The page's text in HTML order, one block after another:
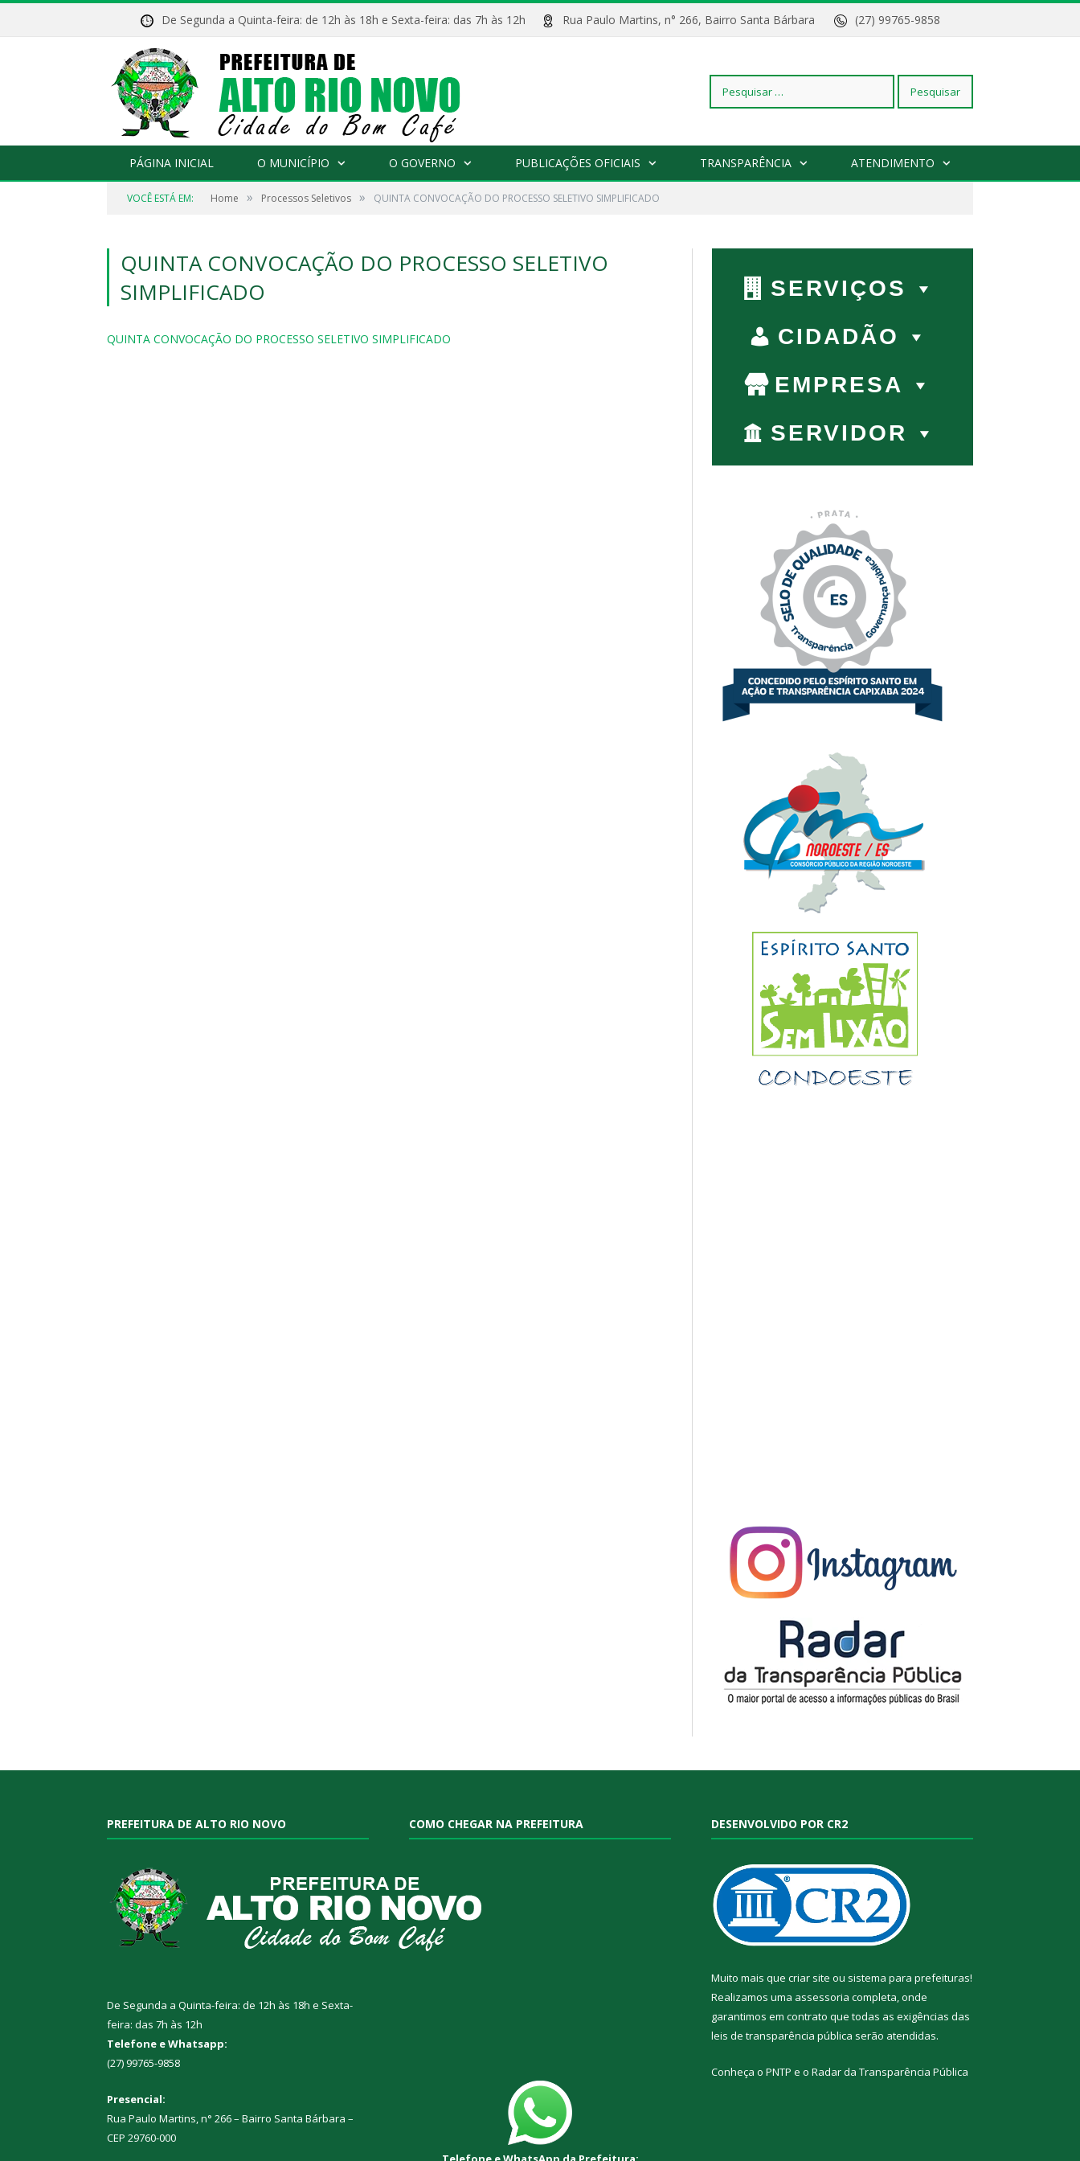
De Segunda a Quinta-feira: de 12h às 18h e Sexta-feira: das 7h às 12h Rua Paulo Martins, n° 266, Bairro Santa Bárbara (27) 99765-9858
Pesquisar
PÁGINA INICIAL O MUNICÍPIO O GOVERNO PUBLICAÇÕES OFICIAIS TRANSPARÊNCIA ATENDIMENTO
VOCÊ ESTÁ EM: Home » Processos Seletivos » QUINTA CONVOCAÇÃO DO PROCESSO SELETIVO SIMPLIFICADO
QUINTA CONVOCAÇÃO DO PROCESSO SELETIVO
SIMPLIFICADO
QUINTA CONVOCAÇÃO DO PROCESSO SELETIVO SIMPLIFICADO
SERVIÇOS
CIDADÃO
EMPRESA
SERVIDOR
PREFEITURA DE ALTO RIO NOVO
De Segunda a Quinta-feira: de 12h às 18h e Sexta-
feira: das 7h às 12h
Telefone e Whatsapp:
(27) 99765-9858
Presencial:
Rua Paulo Martins, n° 266 – Bairro Santa Bárbara –
CEP 29760-000
COMO CHEGAR NA PREFEITURA DESENVOLVIDO POR CR2
Muito mais que criar site ou sistema para prefeituras!
Realizamos uma assessoria completa, onde
garantimos em contrato que todas as exigências das
leis de transparência pública serão atendidas.
Conheça o PNTP e o Radar da Transparência Pública